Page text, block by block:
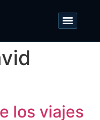
los viajes